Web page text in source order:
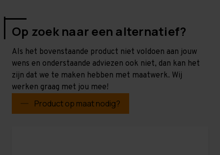
Op zoek naar een alternatief?
Als het bovenstaande product niet voldoen aan jouw
wens en onderstaande adviezen ook niet, dan kan het
zijn dat we te maken hebben met maatwerk. Wij
werken graag met jou mee!
Product op maat nodig?